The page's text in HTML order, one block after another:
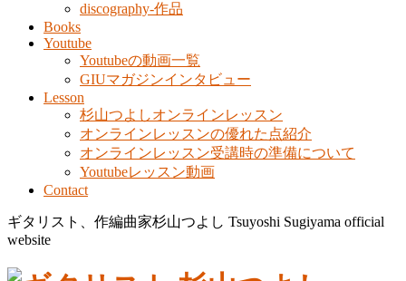
discography-作品
Books
Youtube
Youtubeの動画一覧
GIUマガジンインタビュー
Lesson
杉山つよしオンラインレッスン
オンラインレッスンの優れた点紹介
オンラインレッスン受講時の準備について
Youtubeレッスン動画
Contact
ギタリスト、作編曲家杉山つよし Tsuyoshi Sugiyama official
website